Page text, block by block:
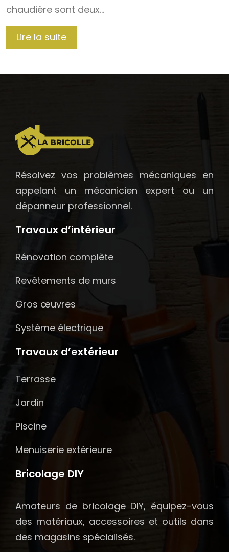
chaudière sont deux…
Lire la suite
Résolvez vos problèmes mécaniques en
appelant un mécanicien expert ou un
dépanneur professionnel.
Travaux d’intérieur
Rénovation complète
Revêtements de murs
Gros œuvres
Système électrique
Travaux d’extérieur
Terrasse
Jardin
Piscine
Menuiserie extérieure
Bricolage DIY
Amateurs de bricolage DIY, équipez-vous
des matériaux, accessoires et outils dans
des magasins spécialisés.